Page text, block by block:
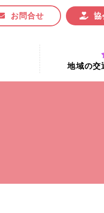
お問合せ 協
受付時間
地域の交